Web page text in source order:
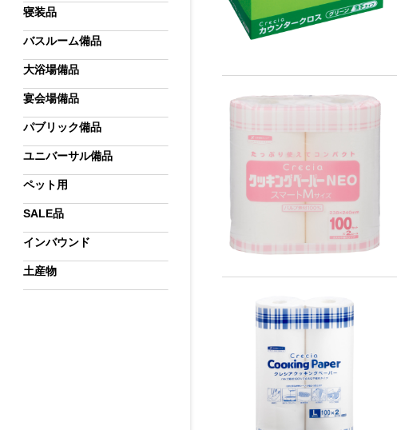
寝装品
バスルーム備品
大浴場備品
宴会場備品
パブリック備品
ユニバーサル備品
ペット用
SALE品
インバウンド
土産物